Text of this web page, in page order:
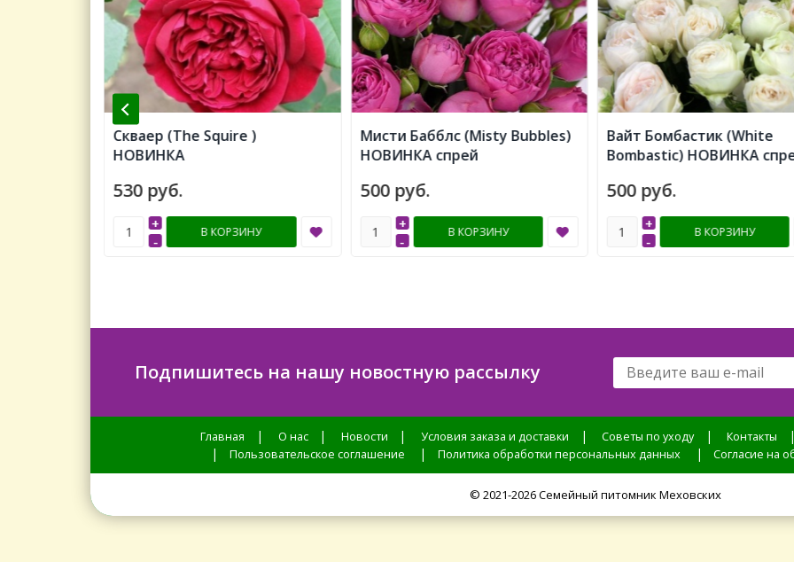
Скваер (The Squire )
НОВИНКА
530 руб.
-
+ В КОРЗИНУ
Мисти Бабблс (Misty Bubbles)
НОВИНКА спрей
500 руб.
-
+ В КОРЗИНУ
Вайт Бомбастик (White
Bombastic) НОВИНКА
500 руб.
-
+ В КОРЗИНУ
Подпишитесь на нашу новостную рассылку
Главная | О нас | Новости | Условия заказа и доставки | Советы по уходу | Контакты |
| Пользовательское соглашение | Политика обработки персональных данных | Согласие на
© 2021-2026 Семейный питомник Меховских